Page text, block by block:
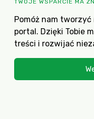
Pomóż nam
portal. Dzięki Tobie
treści i rozwijać